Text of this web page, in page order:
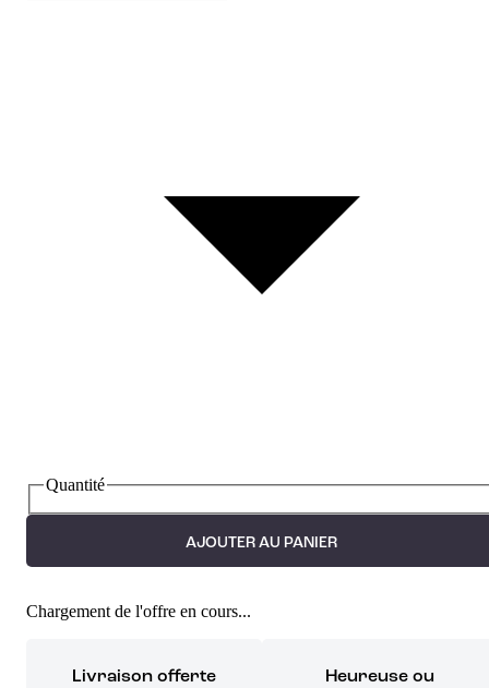
Quantité
AJOUTER AU PANIER
Chargement de l'offre en cours...
Livraison offerte
Heureuse ou